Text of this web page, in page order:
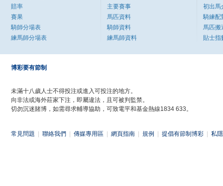
賠率
賽果
騎師分場表
練馬師分場表
主要賽事
馬匹資料
騎師資料
練馬師資料
初出馬
騎練配
馬匹搬
貼士指
博彩要有節制
未滿十八歲人士不得投注或進入可投注的地方。
向非法或海外莊家下注，即屬違法，且可被判監禁。
切勿沉迷賭博，如需尋求輔導協助，可致電平和基金熱線1834 633。
常見問題 聯絡我們 傳媒專用區 網頁指南 規例 提倡有節制博彩 私